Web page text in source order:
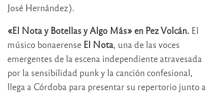
José Hernández).
«El Nota y Botellas y Algo Más» en Pez Volcán. El
músico bonaerense El Nota, una de las voces
emergentes de la escena independiente atravesada
por la sensibilidad punk y la canción confesional,
llega a Córdoba para presentar su repertorio junto a